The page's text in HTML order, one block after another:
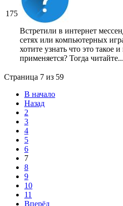
175
Встретили в интернет
сетях или компьютерных
хотите узнать что это такое
применяется? Тогда читайте...
Страница 7 из 59
В начало
Назад
2
3
4
5
6
7
8
9
10
11
Вперёд